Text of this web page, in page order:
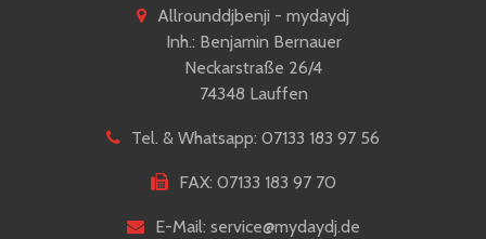
Allrounddjbenji - mydaydj
Inh.: Benjamin Bernauer
Neckarstraße 26/4
74348 Lauffen
Tel. & Whatsapp: 07133 183 97 56
FAX: 07133 183 97 70
E-Mail: service@mydaydj.de